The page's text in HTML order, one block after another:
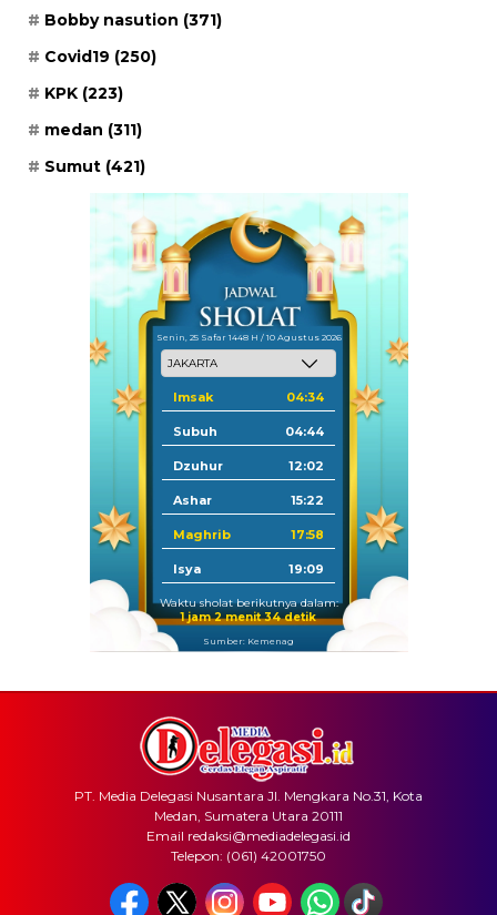
Bobby nasution (371)
Covid19 (250)
KPK (223)
medan (311)
Sumut (421)
Senin, 25 Safar 1448 H / 10 Agustus 2026
Imsak 04:34
Subuh 04:44
Dzuhur 12:02
Ashar 15:22
Maghrib 17:58
Isya 19:09
Waktu sholat berikutnya dalam:
1 jam 2 menit 34 detik
Sumber: Kemenag
PT. Media Delegasi Nusantara Jl. Mengkara No.31, Kota
Medan, Sumatera Utara 20111
Email redaksi@mediadelegasi.id
Telepon: (061) 42001750